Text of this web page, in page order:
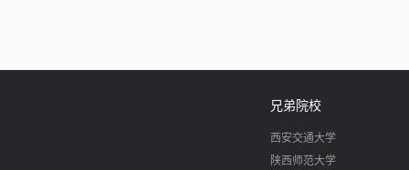
兄弟院校
西安交通大学
陕西师范大学